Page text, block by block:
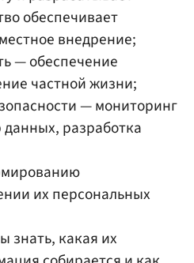
обеспечивает
внедрение;
— обеспечение
частной жизни;
— мониторинг
разработка
их персональных
знать, какая их